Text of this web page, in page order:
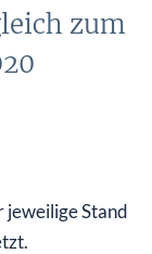
zum
Stand